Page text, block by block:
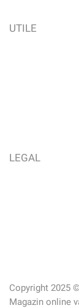
UTILE
LEGAL
Copyright 2025
Magazin online